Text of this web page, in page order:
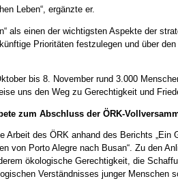
Leben“, ergänzte er.
als einen der wichtigsten Aspekte der
Prioritäten festzulegen und über den
bis 8. November rund 3.000
uns den Weg zu Gerechtigkeit und
zum Abschluss der ÖRK-
Arbeit des ÖRK anhand des Berichts „Ein
von Porto Alegre nach Busan“. Zu den
ökologische Gerechtigkeit, die
Verständnisses junger Menschen